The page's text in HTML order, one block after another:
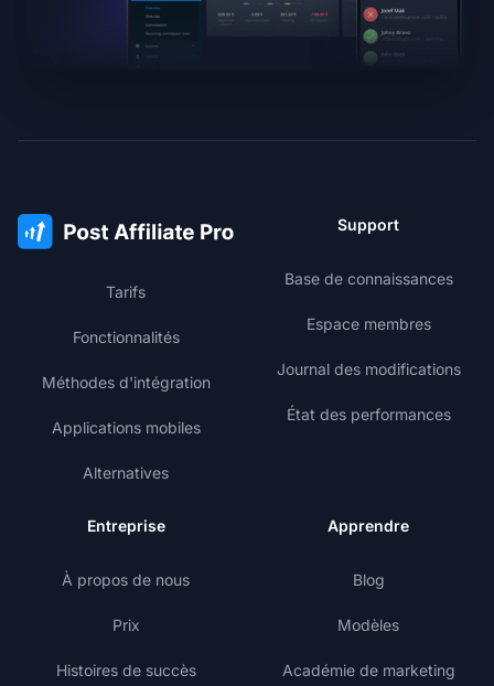
Tarifs
Fonctionnalités
Méthodes d'intégration
Applications mobiles
Alternatives
Support
Base de connaissances
Espace membres
Journal des modifications
État des performances
Entreprise
À propos de nous
Prix
Histoires de succès
Apprendre
Blog
Modèles
Académie de marketing